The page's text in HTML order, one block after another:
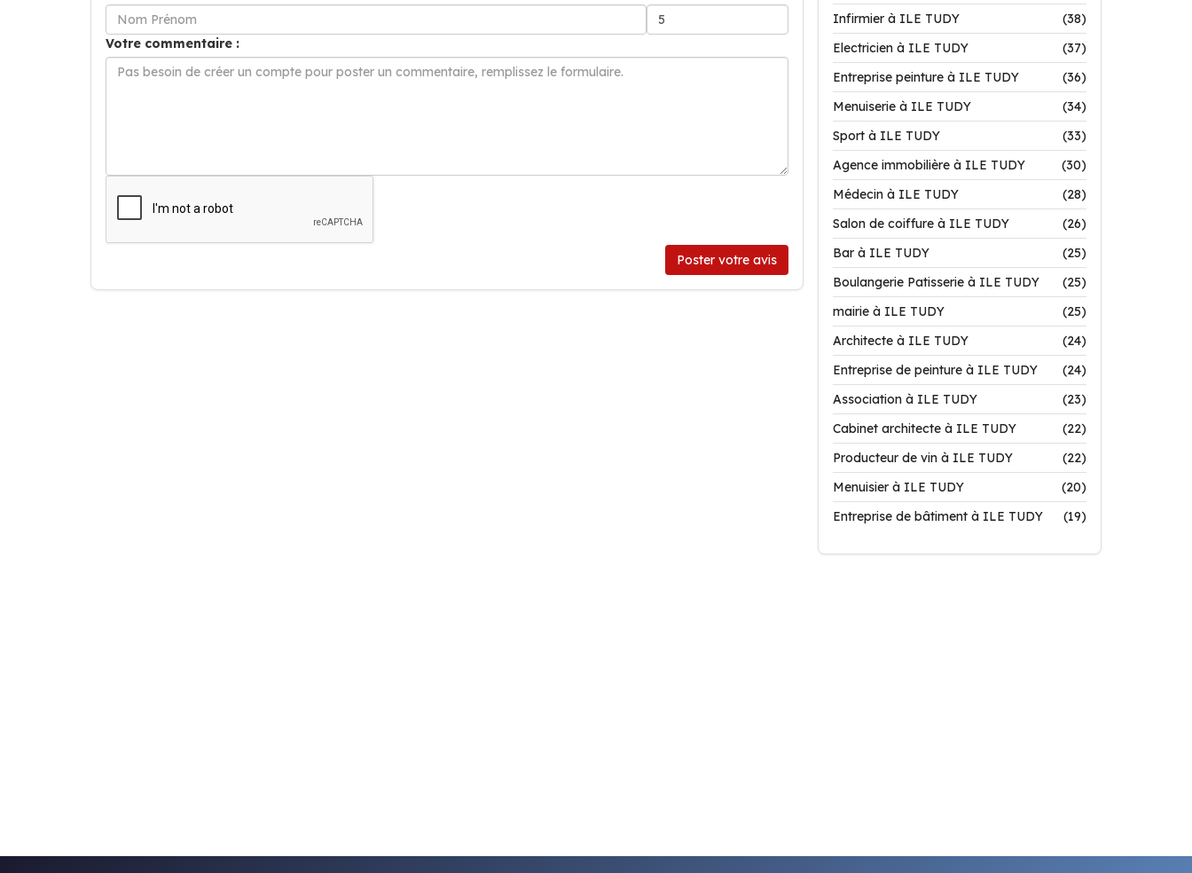
Votre commentaire :
Poster votre avis
Infirmier à ILE TUDY
(38)
Electricien à ILE TUDY
(37)
Entreprise peinture à ILE TUDY
(36)
Menuiserie à ILE TUDY
(34)
Sport à ILE TUDY
(33)
Agence immobilière à ILE TUDY
(30)
Médecin à ILE TUDY
(28)
Salon de coiffure à ILE TUDY
(26)
Bar à ILE TUDY
(25)
Boulangerie Patisserie à ILE TUDY
(25)
mairie à ILE TUDY
(25)
Architecte à ILE TUDY
(24)
Entreprise de peinture à ILE TUDY
(24)
Association à ILE TUDY
(23)
Cabinet architecte à ILE TUDY
(22)
Producteur de vin à ILE TUDY
(22)
Menuisier à ILE TUDY
(20)
Entreprise de bâtiment à ILE TUDY
(19)